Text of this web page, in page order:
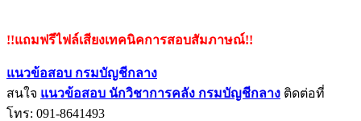
!!แถมฟรีไฟล์เสียงเทคนิคการสอบสัมภาษณ์!!
แนวข้อสอบ กรมบัญชีกลาง
สนใจ แนวข้อสอบ นักวิชาการคลัง กรมบัญชีกลาง ติดต่อที่
โทร: 091-8641493